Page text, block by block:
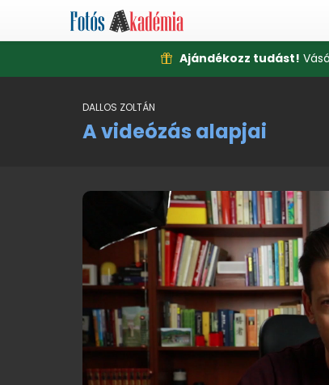
Ajándékozz tudást!
DALLOS ZOLTÁN
A videózás alapjai